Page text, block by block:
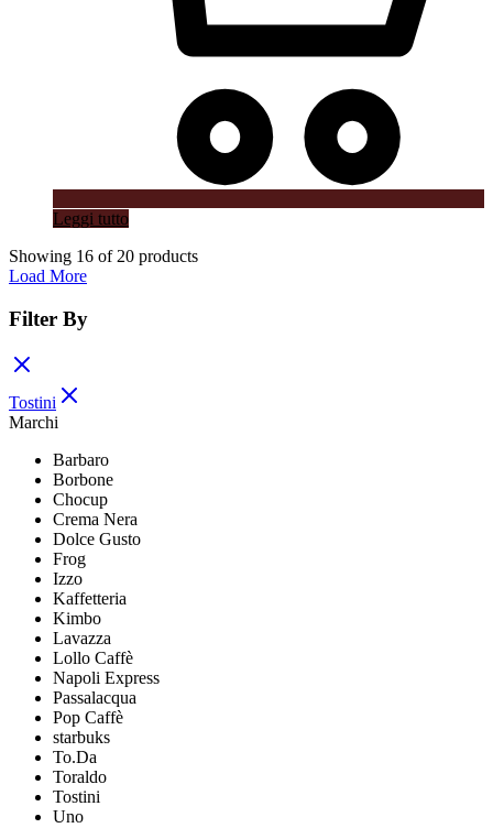
Leggi tutto
Showing 16 of 20 products
Load More
Filter By
Tostini
Marchi
Barbaro
Borbone
Chocup
Crema Nera
Dolce Gusto
Frog
Izzo
Kaffetteria
Kimbo
Lavazza
Lollo Caffè
Napoli Express
Passalacqua
Pop Caffè
starbuks
To.Da
Toraldo
Tostini
Uno